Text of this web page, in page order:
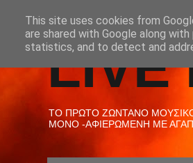
LIVE
ΤΟ ΠΡΩΤΟ ΖΩΝΤΑΝΟ ΜΟΥΣΙΚΟ
ΜΟΝΟ -ΑΦΙΕΡΩΜΕΝΗ ΜΕ
This site uses cookies from
are shared with Google along
statistics, and to detect and